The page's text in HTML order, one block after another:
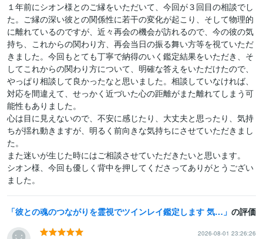
１年前にシオン様とのご縁をいただいて、今回が３回目の相談でし
た。ご縁の深い彼との関係性に若干の変化が起こり、そして物理的
に離れているのですが、近々再会の機会が訪れるので、今の彼の気
持ち、これからの関わり方、再会当日の振る舞い方等を視ていただ
きました。今回もとても丁寧で納得のいく鑑定結果をいただき、そ
してこれからの関わり方について、明確な答えをいただけたので、
やっぱり相談して良かったなと思いました。相談していなければ、
対応を間違えて、せっかく近づいた心の距離がまた離れてしまう可
能性もありました。
心は目に見えないので、不安に感じたり、大丈夫と思ったり、気持
ちが揺れ動きますが、明るく前向きな気持ちにさせていただきまし
た。
また迷いが生じた時にはご相談させていただきたいと思います。
シオン様、今回も優しく背中を押してくださってありがとうござい
ました。
彼との魂のつながりを霊視でツインレイ鑑定します 気になる彼とつながることができるのか鑑定します の評価
2026-08-01 23:26:26